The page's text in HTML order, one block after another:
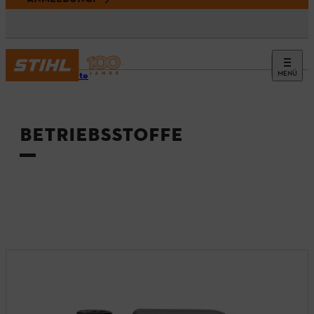
MENÜ
Startseite
BETRIEBSSTOFFE